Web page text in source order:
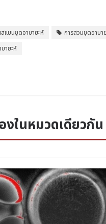
สแบนชุดอาบายะห์
การสวมชุดอาบา
ายะห์
งในหมวดเดียวกัน